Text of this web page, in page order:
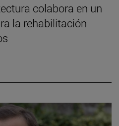
colabora en un
la rehabilitación